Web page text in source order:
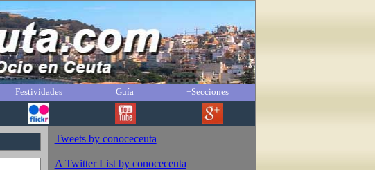
Festividades Guía +Secciones
Tweets by conoceceuta
A Twitter List by conoceceuta